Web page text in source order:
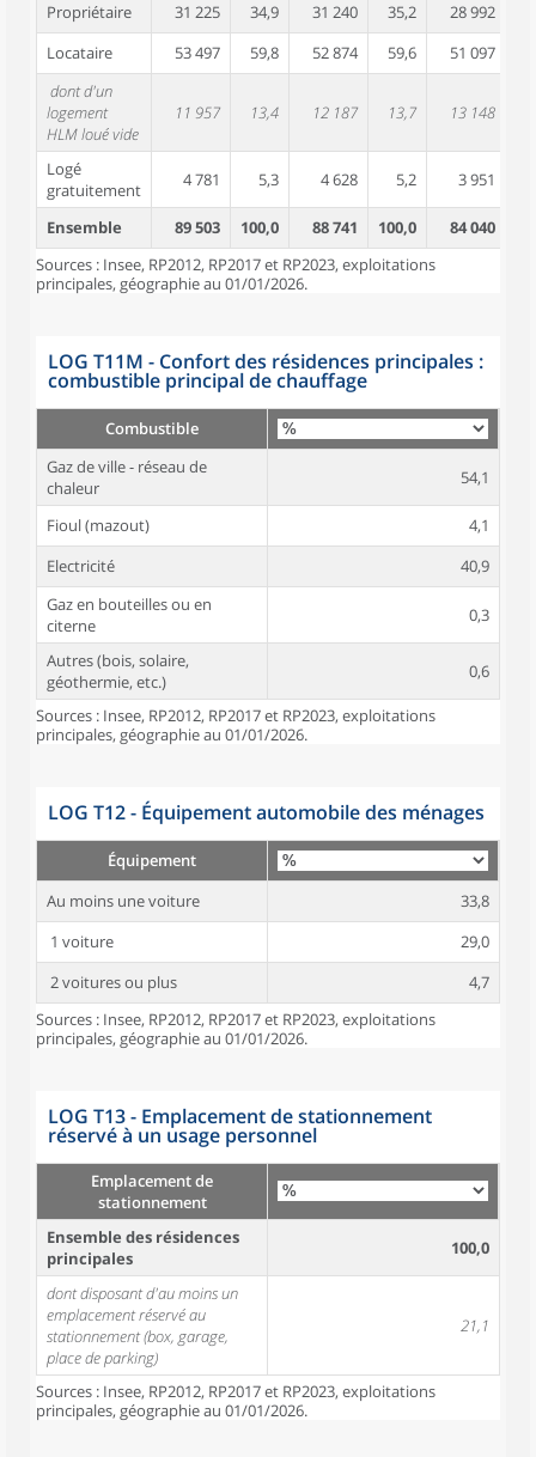
Propriétaire 31 225 34,9 31 240 35,2 28 992
Locataire
53 497 59,8 52 874 59,6 51 097
dont d'un
logement
HLM loué vide
11 957 13,4 12 187 13,7 13 148
Logé
gratuitement
4 781 5,3 4 628 5,2 3 951
Ensemble 89 503 100,0 88 741 100,0 84 040
Sources : Insee, RP2012, RP2017 et RP2023, exploitations
principales, géographie au 01/01/2026.
LOG T11M - Confort des résidences principales :
combustible principal de chauffage
Combustible
Gaz de ville - réseau de
chaleur
54,1
Fioul (mazout)
4,1
Electricité
40,9
Gaz en bouteilles ou en
citerne
0,3
Autres (bois, solaire,
géothermie, etc.)
0,6
Sources : Insee, RP2012, RP2017 et RP2023, exploitations
principales, géographie au 01/01/2026.
LOG T12 - Équipement automobile des ménages
Équipement
Au moins une voiture
33,8
1 voiture
29,0
2 voitures ou plus
4,7
Sources : Insee, RP2012, RP2017 et RP2023, exploitations
principales, géographie au 01/01/2026.
LOG T13 - Emplacement de stationnement
réservé à un usage personnel
Emplacement de
stationnement
Ensemble des résidences
principales
100,0
dont disposant d'au moins un
emplacement réservé au
stationnement (box, garage,
place de parking)
21,1
Sources : Insee, RP2012, RP2017 et RP2023, exploitations
principales, géographie au 01/01/2026.